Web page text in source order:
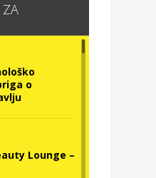
ZA
o
Lounge –